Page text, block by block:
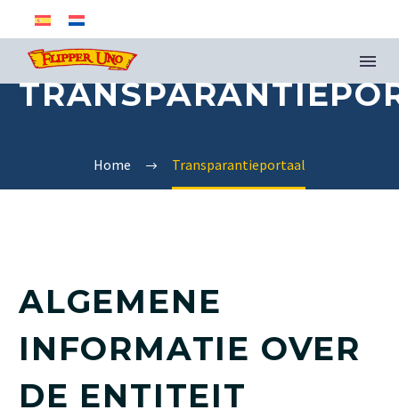
Home Transparantieportaal
ALGEMENE
INFORMATIE OVER
DE ENTITEIT